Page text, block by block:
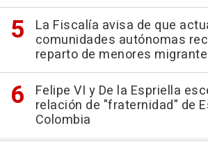
La Fiscalía avisa de que
comunidades autónomas
reparto de menores
Felipe VI y De la Espriella
relación de "fraternidad" de
Colombia